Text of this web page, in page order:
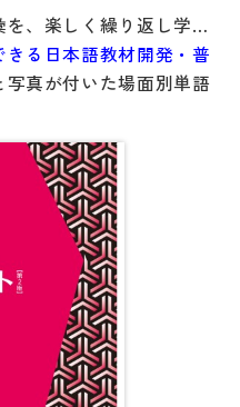
、楽しく繰り返し学べ
真が付いた場面別単語
」を掲載。
ができます。
されているので、他の
いやすくなっていま
る日本語教材開発・普